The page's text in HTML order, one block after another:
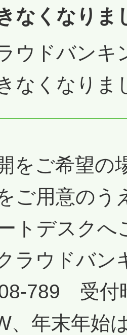
なくなりま
ウドバンキ
なくなりま
をご希望の
ご用意のう
トデスクへ
ラウドバン
789 受付
、年末年始